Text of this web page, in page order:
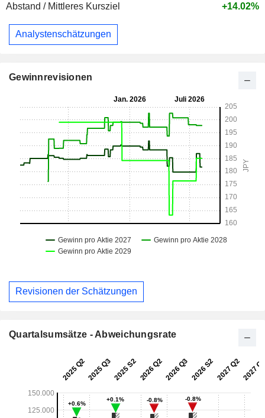
Abstand / Mittleres Kursziel
+14.02%
Analystenschätzungen
Gewinnrevisionen
Revisionen der Schätzungen
Quartalsumsätze - Abweichungsrate